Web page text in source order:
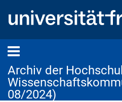
Archiv der
08/2024)